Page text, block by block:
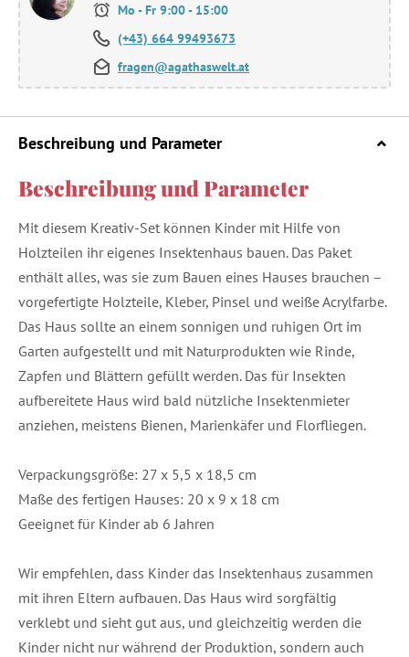
Mo - Fr 9:00 - 15:00
(+43) 664 99493673
fragen@agathaswelt.at
Beschreibung und Parameter
Beschreibung und Parameter
Mit diesem Kreativ-Set können Kinder mit Hilfe von
Holzteilen ihr eigenes Insektenhaus bauen. Das Paket
enthält alles, was sie zum Bauen eines Hauses brauchen –
vorgefertigte Holzteile, Kleber, Pinsel und weiße Acrylfarbe.
Das Haus sollte an einem sonnigen und ruhigen Ort im
Garten aufgestellt und mit Naturprodukten wie Rinde,
Zapfen und Blättern gefüllt werden. Das für Insekten
aufbereitete Haus wird bald nützliche Insektenmieter
anziehen, meistens Bienen, Marienkäfer und Florfliegen.
Verpackungsgröße: 27 x 5,5 x 18,5 cm
Maße des fertigen Hauses: 20 x 9 x 18 cm
Geeignet für Kinder ab 6 Jahren
Wir empfehlen, dass Kinder das Insektenhaus zusammen
mit ihren Eltern aufbauen. Das Haus wird sorgfältig
verklebt und sieht gut aus, und gleichzeitig werden die
Kinder nicht nur während der Produktion, sondern auch